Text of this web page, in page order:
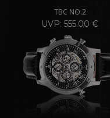
TBC NO.2
UVP: 555.00 €